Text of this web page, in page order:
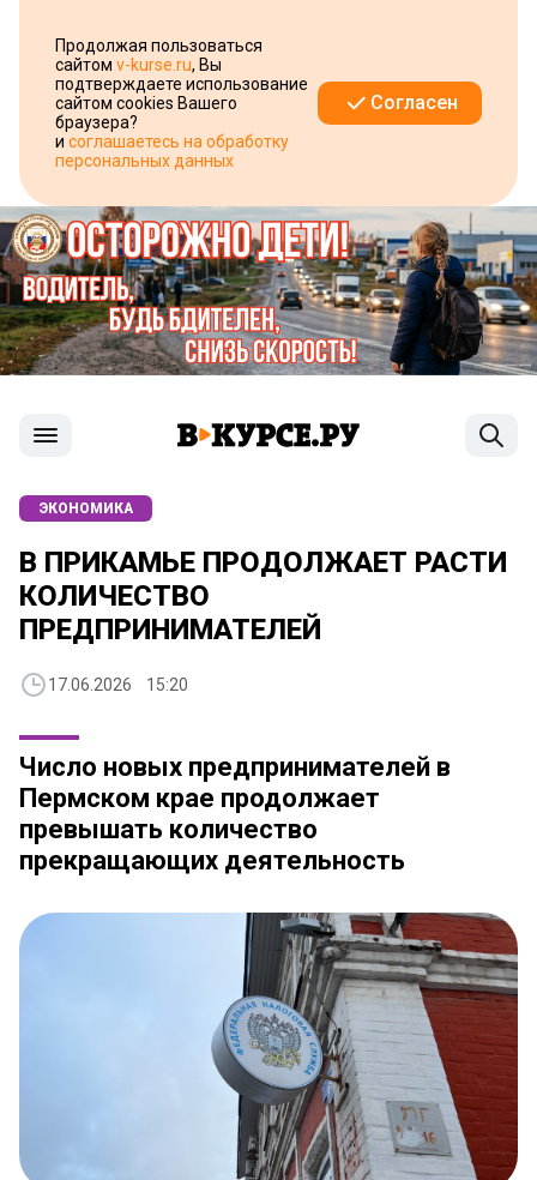
Продолжая пользоваться
сайтом v-kurse.ru, Вы
подтверждаете использование
сайтом cookies Вашего
браузера?
и соглашаетесь на обработку
персональных данных
Согласен
ЭКОНОМИКА
В ПРИКАМЬЕ ПРОДОЛЖАЕТ РАСТИ
КОЛИЧЕСТВО
ПРЕДПРИНИМАТЕЛЕЙ
17.06.2026 15:20
Число новых предпринимателей в
Пермском крае продолжает
превышать количество
прекращающих деятельность